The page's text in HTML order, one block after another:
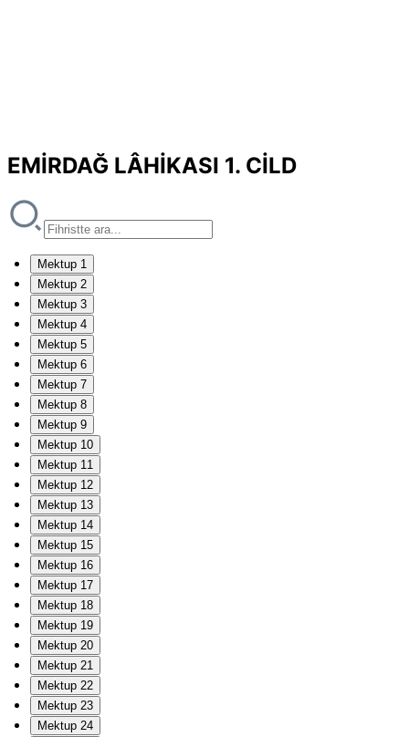
EMİRDAĞ LÂHİKASI 1. CİLD
Mektup 1
Mektup 2
Mektup 3
Mektup 4
Mektup 5
Mektup 6
Mektup 7
Mektup 8
Mektup 9
Mektup 10
Mektup 11
Mektup 12
Mektup 13
Mektup 14
Mektup 15
Mektup 16
Mektup 17
Mektup 18
Mektup 19
Mektup 20
Mektup 21
Mektup 22
Mektup 23
Mektup 24